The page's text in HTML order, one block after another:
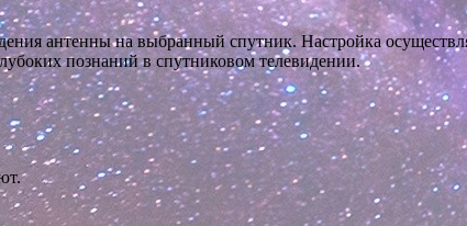
антенны на выбранный спутник. Настройка
познаний в спутниковом телевидении.